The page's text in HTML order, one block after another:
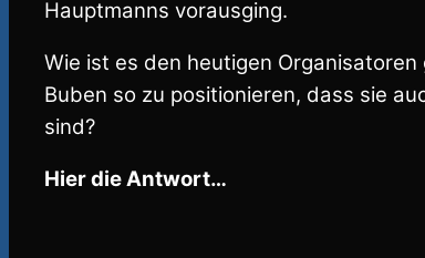
Hauptmanns vorausging.
Wie ist es den heutigen
Buben so zu positionieren, dass sie
sind?
Hier die Antwort…